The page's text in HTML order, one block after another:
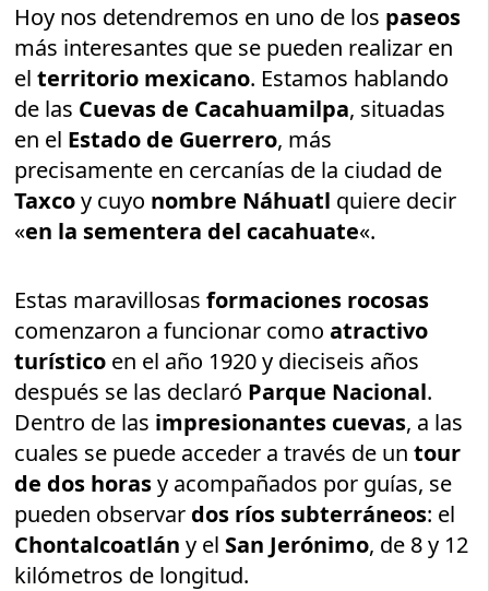
Hoy nos detendremos en uno de los paseos
más interesantes que se pueden realizar en
el territorio mexicano. Estamos hablando
de las Cuevas de Cacahuamilpa, situadas
en el Estado de Guerrero, más
precisamente en cercanías de la ciudad de
Taxcoy cuyo nombre Náhuatl quiere decir
«en la sementera del cacahuate«.
Estas maravillosasformaciones rocosas
comenzaron a funcionar comoatractivo
turístico en el año 1920 y dieciseis años
después se las declaró Parque Nacional.
Dentro de las impresionantes cuevas, a las
cuales se puede acceder a través de un tour
de dos horasy acompañados por guías, se
pueden observar dos ríos subterráneos: el
Chontalcoatlán y el San Jerónimo, de 8 y 12
kilómetros de longitud.